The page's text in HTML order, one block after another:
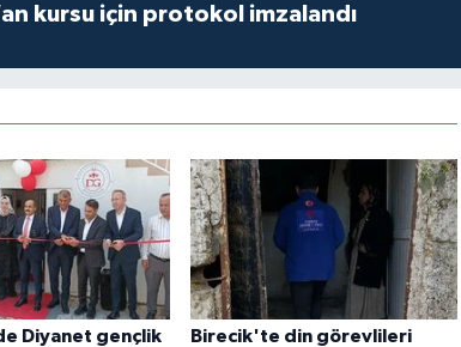
kursu için protokol imzalandı
Diyanet gençlik
Birecik'te din görevlileri